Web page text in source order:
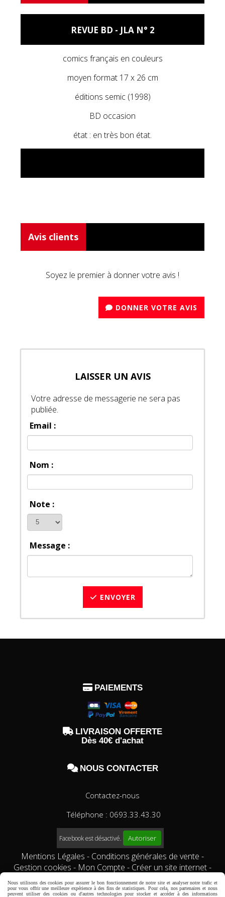
REVUE BD - JLA N° 2
comics français en couleurs
moyen format 17 x 26 cm
éditions semic (1998)
BD occasion
état : en très bon état.
Avis clients
Soyez le premier à donner votre avis !
DONNER VOTRE AVIS
LAISSER UN AVIS
Votre adresse de messagerie ne sera pas
publiée.
Email :
Nom :
Note :
Message :
ENVOYER
 PAIEMENTS
 LIVRAISON OFFERTE
Dès 40€ d'achat
 NOUS CONTACTER
Contactez-nous
Téléphone : 0693.33.43.30
Facebook est désactivé. Autoriser
Mentions Légales
Conditions générales de vente
Gestion cookies
Mon Compte
Créer un site internet
Qui sommes-nous?
Comment commander?
conditions
générales de vente
Nous utilisons des cookies pour assurer le bon fonctionnement de notre site et analyser notre trafic et
pour vous offrir une meilleure expérience à des fins de statistiques. Pour cela, nos partenaires et nous
peuvent utiliser des cookies ou d'autres technologies pour stocker et accéder à des informations